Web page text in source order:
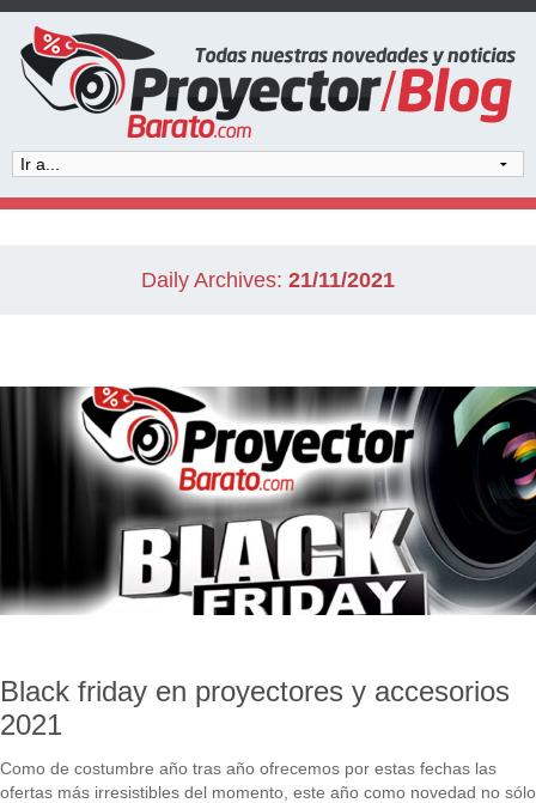
Daily Archives: 21/11/2021
Leer+
Black friday en proyectores y accesorios
2021
Como de costumbre año tras año ofrecemos por estas fechas las
ofertas más irresistibles del momento, este año como novedad no sólo